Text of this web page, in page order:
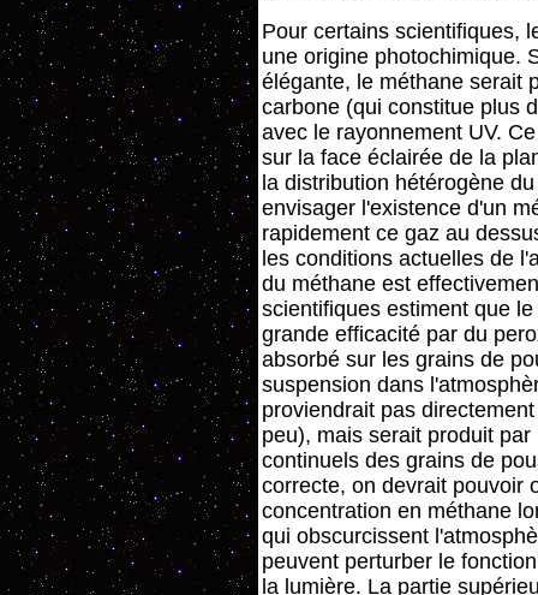
Pour certains scientifiques,
une origine photochimique.
élégante, le méthane serait
carbone (qui constitue plus
avec le rayonnement UV.
sur la face éclairée de la
la distribution hétérogène
envisager l'existence d'un
rapidement ce gaz au
les conditions actuelles de
du méthane est
scientifiques estiment que
grande efficacité par du
absorbé sur les grains de
suspension dans
proviendrait pas
peu), mais serait produit
continuels des grains de
correcte, on devrait pouvoir
concentration en méthane
qui obscurcissent
peuvent perturber le
la lumière. La partie